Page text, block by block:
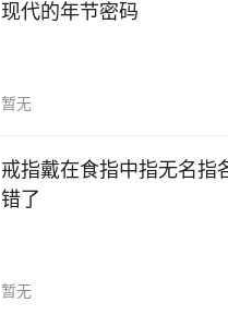
现代的年节密码
暂无
戒指戴在食指中指无名指
错了
暂无